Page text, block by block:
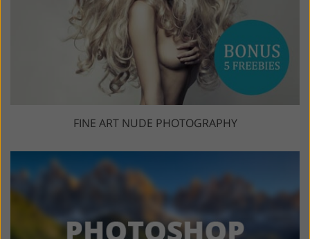
FINE ART NUDE PHOTOGRAPHY